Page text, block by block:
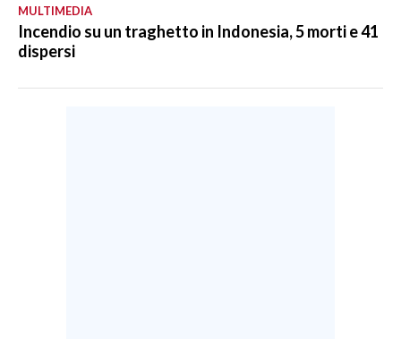
MULTIMEDIA
Incendio su un traghetto in Indonesia, 5 morti e 41
dispersi